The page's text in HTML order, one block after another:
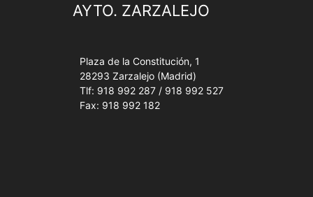
AYTO. ZARZALEJO
Plaza de la Constitución, 1
28293 Zarzalejo (Madrid)
Tlf: 918 992 287 / 918 992 527
Fax: 918 992 182